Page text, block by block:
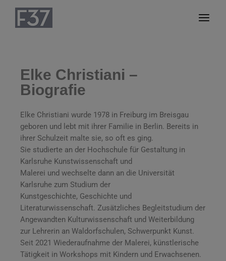
Elke Christiani –
Biografie
Elke Christiani wurde 1978 in Freiburg im Breisgau
geboren und lebt mit ihrer Familie in Berlin. Bereits in
ihrer Schulzeit malte sie, so oft es ging.
Sie studierte an der Hochschule für Gestaltung in
Karlsruhe Kunstwissenschaft und
Malerei und wechselte dann an die Universität
Karlsruhe zum Studium der
Kunstgeschichte, Geschichte und
Literaturwissenschaft. Zusätzliches Begleitstudium der
Angewandten Kulturwissenschaft und Weiterbildung
zur Lehrerin an Waldorfschulen, Schwerpunkt Kunst.
Seit 2021 Wiederaufnahme der Malerei, künstlerische
Tätigkeit in Workshops mit Kindern und Erwachsenen.